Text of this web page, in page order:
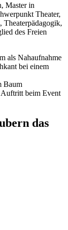
Master in
Theater,
Theaterpädagogik,
des Freien
das